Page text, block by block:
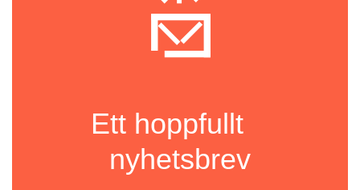
Ett hoppfullt
nyhetsbrev